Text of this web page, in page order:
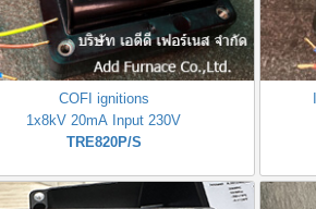
COFI ignitions
1x8kV 20mA Input 230V
TRE820P/S